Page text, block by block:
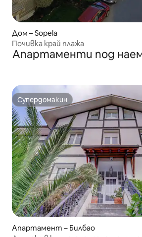
Дом – Sopela
Почивка край плажа
Апартаменти под
Супердомакин
Супердомакин
Апартамент – Билбао